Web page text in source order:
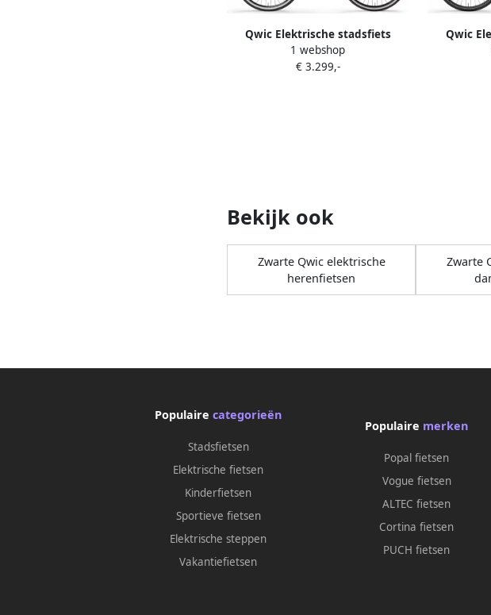
Qwic Elektrische stadsfiets
Premium i-MN7+ Dames
framemaat M Zwart... Zwart
1 webshop
€ 3.299,-
Qwic
Premium
L
Bekijk ook
Zwarte Qwic elektrische
herenfietsen
Zwarte
Populairecategorieën
Stadsfietsen
Elektrische fietsen
Kinderfietsen
Sportieve fietsen
Elektrische steppen
Vakantiefietsen
Populaire merken
Popal fietsen
Vogue fietsen
ALTEC fietsen
Cortina fietsen
PUCH fietsen